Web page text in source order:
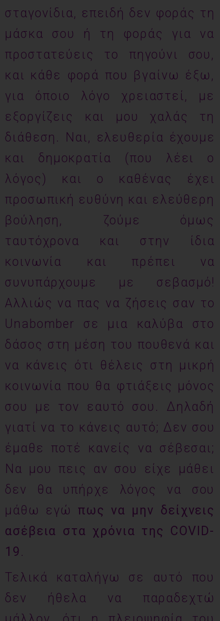
σταγονίδια, επειδή δεν φοράς τη
μάσκα σου ή τη φοράς για να
προστατεύεις το πηγούνι σου,
και κάθε φορά που βγαίνω έξω,
για όποιο λόγο χρειαστεί, με
εξοργίζεις και μου χαλάς τη
διάθεση. Ναι, ελευθερία έχουμε
και δημοκρατία (που λέει ο
λόγος) και ο καθένας έχει
προσωπική ευθύνη και ελεύθερη
βούληση, ζούμε όμως
ταυτόχρονα και στην ίδια
κοινωνία και πρέπει να
συνυπάρχουμε με σεβασμό!
Αλλιώς να πας να ζήσεις σαν το
Unabomber σε μια καλύβα στο
δάσος στη μέση του πουθενά και
να κάνεις ότι θέλεις στη μικρή
κοινωνία που θα φτιάξεις μόνος
σου με τον εαυτό σου. Δηλαδή
γιατί να το κάνεις αυτό; Δεν σου
έμαθε ποτέ κανείς να σέβεσαι;
Να μου πεις αν σου είχε μάθει
δεν θα υπήρχε λόγος να σου
μάθω εγώ πως να μην δείχνεις
ασέβεια στα χρόνια της COVID-
19 .
Τελικά καταλήγω σε αυτό που
δεν ήθελα να παραδεχτώ